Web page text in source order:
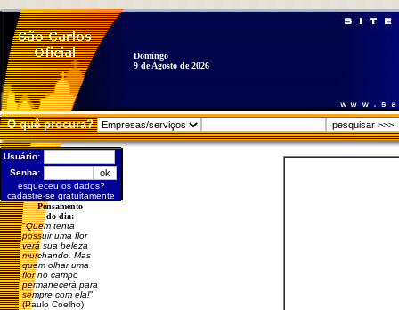
Domingo
9 de Agosto de 2026
O quê procura?
Usuário:
Senha:
esqueceu os dados?
cadastre-se gratuitamente
Pensamento
do dia:
"Quem tenta
possuir uma flor
verá sua beleza
murchando. Mas
quem olhar uma
flor no campo
permanecerá para
sempre com ela!"
(Paulo Coelho)